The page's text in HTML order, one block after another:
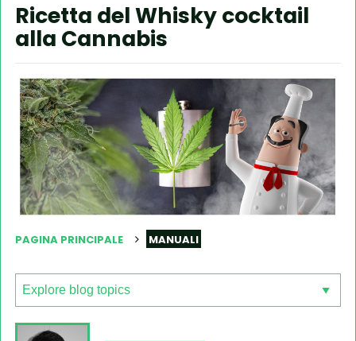
Ricetta del Whisky cocktail
alla Cannabis
PAGINA PRINCIPALE MANUALI